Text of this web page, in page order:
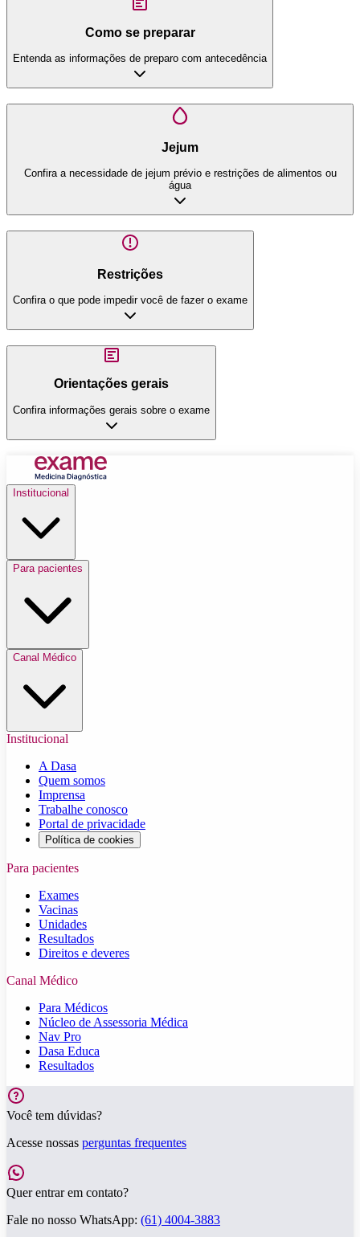
Como se preparar
Entenda as informações de preparo com antecedência
Jejum
Confira a necessidade de jejum prévio e restrições de alimentos ou
água
Restrições
Confira o que pode impedir você de fazer o exame
Orientações gerais
Confira informações gerais sobre o exame
Institucional
Para pacientes
Canal Médico
Institucional
A Dasa
Quem somos
Imprensa
Trabalhe conosco
Portal de privacidade
Política de cookies
Para pacientes
Exames
Vacinas
Unidades
Resultados
Direitos e deveres
Canal Médico
Para Médicos
Núcleo de Assessoria Médica
Nav Pro
Dasa Educa
Resultados
Você tem dúvidas?
Acesse nossas perguntas frequentes
Quer entrar em contato?
Fale no nosso WhatsApp: (61) 4004-3883